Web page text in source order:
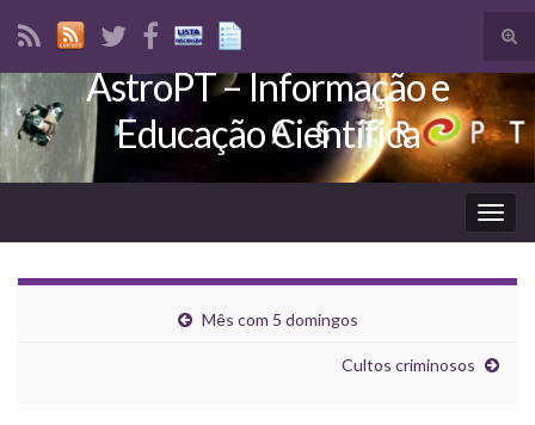
Search for:
AstroPT – Informação e
Educação Científica
Mês com 5 domingos
Cultos criminosos